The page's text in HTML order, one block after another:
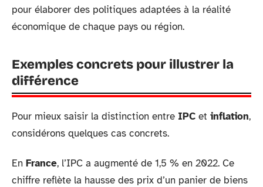
pour élaborer des politiques adaptées à la réalité
économique de chaque pays ou région.
Exemples concrets pour illustrer la
différence
Pour mieux saisir la distinction entre IPC et inflation,
considérons quelques cas concrets.
En France, l’IPC a augmenté de 1,5 % en 2022. Ce
chiffre reflète la hausse des prix d’un panier de biens